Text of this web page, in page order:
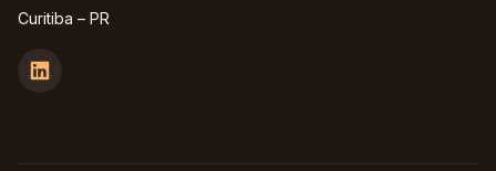
Curitiba – PR